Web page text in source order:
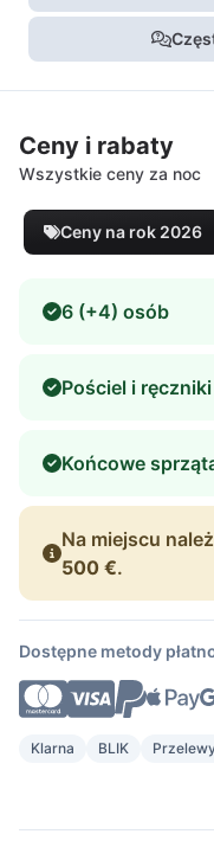
Ceny i rabaty
Wszystkie ceny za noc
Ceny na rok 2026
6 (+4) osób
Pościel i
Końcowe
Na miejscu
500 €.
Dostępne metody
Klarna BLIK